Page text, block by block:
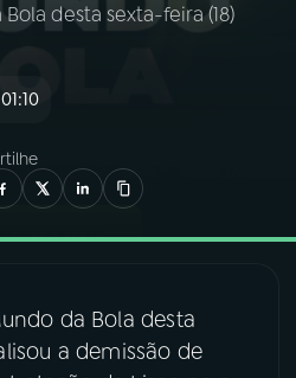
desta sexta-feira (18)
da Bola desta
a demissão de